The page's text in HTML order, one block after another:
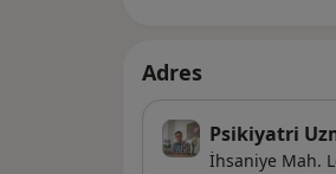
Adres
Psikiyatri
İhsaniye Mah.